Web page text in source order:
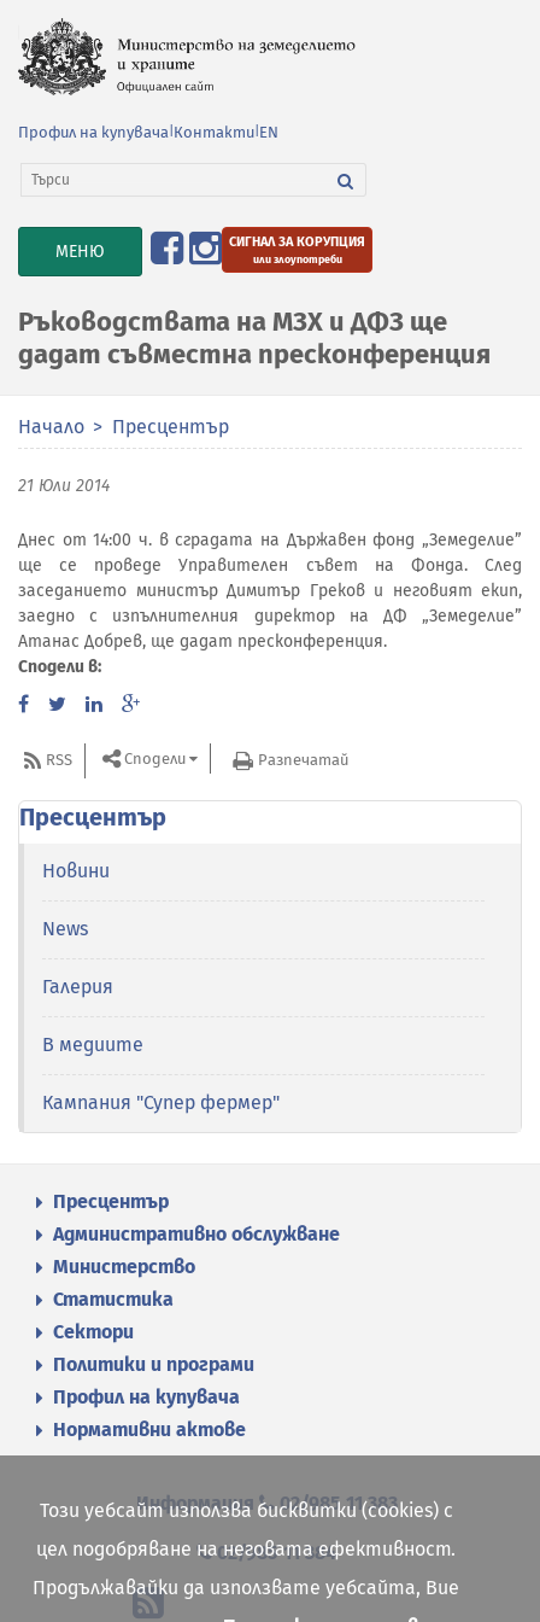
Профил на купувача Контакти EN
TOGGLE
NAVIGATION
МЕНЮ СИГНАЛ ЗА КОРУПЦИЯ
или злоупотреби
Ръководствата на МЗХ и ДФЗ ще
дадат съвместна пресконференция
Начало Пресцентър
21 Юли 2014
Днес от 14:00 ч. в сградата на Държавен фонд „Земеделие”
ще се проведе Управителен съвет на Фонда. След
заседанието министър Димитър Греков и неговият екип,
заедно с изпълнителния директор на ДФ „Земеделие”
Атанас Добрев, ще дадат пресконференция.
Сподели в:
RSS Сподели Разпечатай
Пресцентър
Новини
News
Галерия
В медиите
Кампания "Супер фермер"
Пресцентър
Административно обслужване
Министерство
Статистика
Сектори
Политики и програми
Профил на купувача
Нормативни актове
Информация 02/985 11 383
02/985 11 384
Този уебсайт използва бисквитки (cookies) с
цел подобряване на неговата ефективност.
Продължавайки да използвате уебсайта, Вие